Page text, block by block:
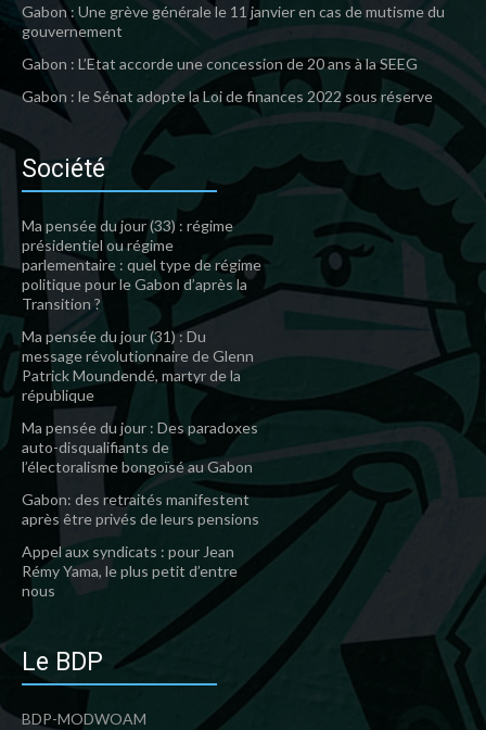
Gabon : Une grève générale le 11 janvier en cas de mutisme du
gouvernement
Gabon : L’Etat accorde une concession de 20 ans à la SEEG
Gabon : le Sénat adopte la Loi de finances 2022 sous réserve
Société
Ma pensée du jour (33) : régime
présidentiel ou régime
parlementaire : quel type de régime
politique pour le Gabon d’après la
Transition ?
Ma pensée du jour (31) : Du
message révolutionnaire de Glenn
Patrick Moundendé, martyr de la
république
Ma pensée du jour : Des paradoxes
auto-disqualifiants de
l’électoralisme bongoïsé au Gabon
Gabon: des retraités manifestent
après être privés de leurs pensions
Appel aux syndicats : pour Jean
Rémy Yama, le plus petit d’entre
nous
Le BDP
BDP-MODWOAM